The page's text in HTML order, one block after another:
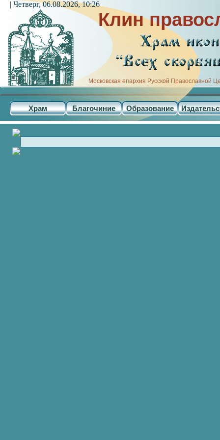
Клин
Московская епархия Русской Православной
Храм Благочиние Образование
| Четверг, 06.08.2026, 10:26